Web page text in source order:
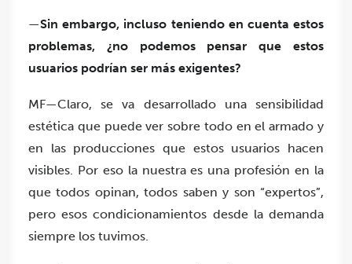
—Sin embargo, incluso teniendo en cuenta estos
problemas, ¿no podemos pensar que estos
usuarios podrían ser más exigentes?
MF—Claro, se va desarrollado una sensibilidad
estética que puede ver sobre todo en el armado y
en las producciones que estos usuarios hacen
visibles. Por eso la nuestra es una profesión en la
que todos opinan, todos saben y son “expertos”,
pero esos condicionamientos desde la demanda
siempre los tuvimos.